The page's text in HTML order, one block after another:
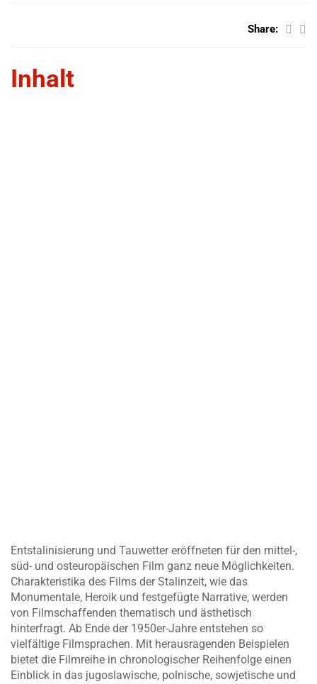
Share:
Inhalt
Entstalinisierung und Tauwetter eröffneten für den mittel-,
süd- und osteuropäischen Film ganz neue Möglichkeiten.
Charakteristika des Films der Stalinzeit, wie das
Monumentale, Heroik und festgefügte Narrative, werden
von Filmschaffenden thematisch und ästhetisch
hinterfragt. Ab Ende der 1950er-Jahre entstehen so
vielfältige Filmsprachen. Mit herausragenden Beispielen
bietet die Filmreihe in chronologischer Reihenfolge einen
Einblick in das jugoslawische, polnische, sowjetische und